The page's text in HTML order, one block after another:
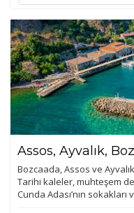
Assos, Ayvalık,
Bozcaada, Assos ve
Tarihi kaleler, muhteşem
Cunda Adası’nın